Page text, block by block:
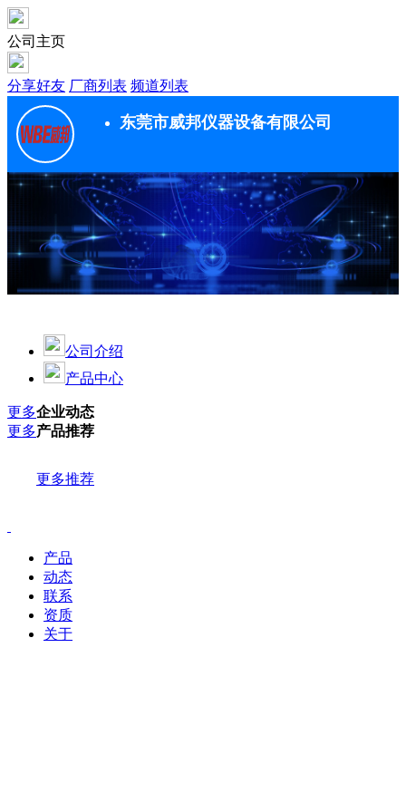
公司主页
分享好友 厂商列表 频道列表
东莞市威邦仪器设备有限公司
公司介绍
产品中心
更多企业动态
更多产品推荐
更多推荐
产品
动态
联系
资质
关于